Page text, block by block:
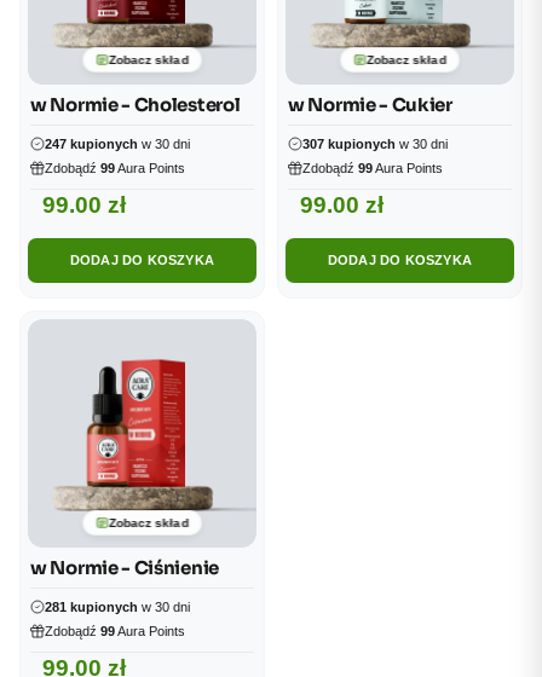
Zobacz skład
w Normie - Cholesterol
247 kupionych w 30 dni
Zdobądź 99Aura Points
99.00 zł
DODAJ DO KOSZYKA
Zobacz skład
w Normie - Cukier
307 kupionych w 30 dni
Zdobądź 99Aura Points
99.00 zł
DODAJ DO KOSZYKA
Zobacz skład
w Normie - Ciśnienie
281 kupionych w 30 dni
Zdobądź 99Aura Points
99.00 zł